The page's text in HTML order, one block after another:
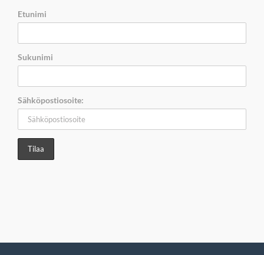
Etunimi
Sukunimi
Sähköpostiosoite: